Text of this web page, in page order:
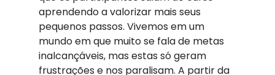
aprendendo a valorizar mais seus
pequenos passos. Vivemos em um
mundo em que muito se fala de metas
inalcançáveis, mas estas só geram
frustrações e nos paralisam. A partir da